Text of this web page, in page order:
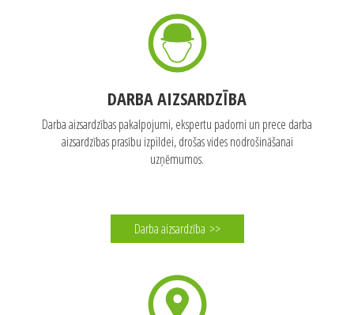
Ugunsdrošības pakalpojumi, ekspertu padomi un prece ugunsdrošas
vides nodrošināšanai uzņēmumos, būvobjektos, mājās un
automašīnās.
DARBA AIZSARDZĪBA
Darba aizsardzības pakalpojumi, ekspertu padomi un prece darba
aizsardzības prasību izpildei, drošas vides nodrošināšanai
uzņēmumos.